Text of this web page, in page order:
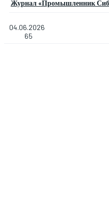
Журнал «Промышленник
04.06.2026
65